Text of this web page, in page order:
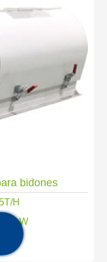
bidones
H
kW